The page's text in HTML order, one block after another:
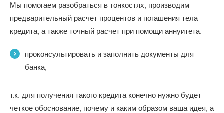
Мы помогаем разобраться в тонкостях, производим
предварительный расчет процентов и погашения тела
кредита, а также точный расчет при помощи аннуитета.
проконсультировать и заполнить документы для
банка,
т.к. для получения такого кредита конечно нужно будет
четкое обоснование, почему и каким образом ваша идея, а